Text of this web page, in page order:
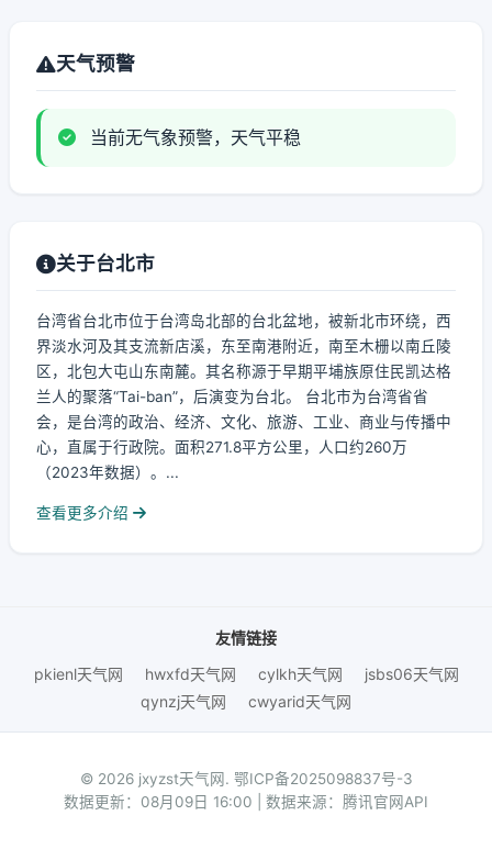
天气预警
当前无气象预警，天气平稳
关于台北市
台湾省台北市位于台湾岛北部的台北盆地，被新北市环绕，西
界淡水河及其支流新店溪，东至南港附近，南至木栅以南丘陵
区，北包大屯山东南麓。其名称源于早期平埔族原住民凯达格
兰人的聚落“Tai-ban”，后演变为台北。 台北市为台湾省省
会，是台湾的政治、经济、文化、旅游、工业、商业与传播中
心，直属于行政院。面积271.8平方公里，人口约260万
（2023年数据）。...
查看更多介绍
友情链接
pkienl天气网
hwxfd天气网 cylkh天气网
jsbs06天气网
qynzj天气网
cwyarid天气网
© 2026 jxyzst天气网. 鄂ICP备2025098837号-3
数据更新：08月09日 16:00 | 数据来源：腾讯官网API